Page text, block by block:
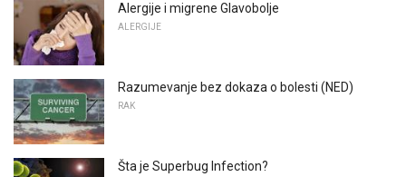
Alergije i migrene Glavobolje
ALERGIJE
Razumevanje bez dokaza o bolesti (NED)
RAK
Šta je Superbug Infection?